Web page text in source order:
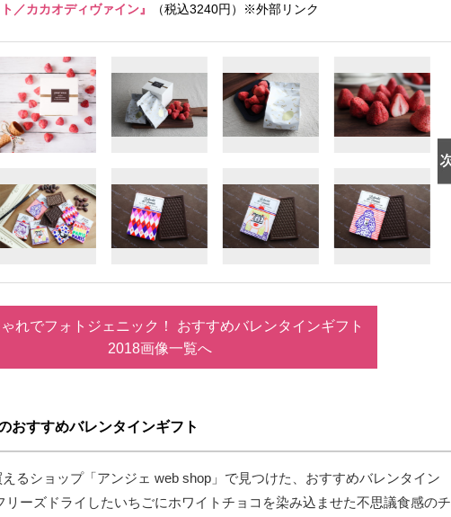
ト／カカオディヴァイン』
（税込3240円）※外部リンク
れでフォトジェニック！ おすすめバレンタインギフト
2018画像一覧へ
おすすめバレンタインギフト
るショップ「アンジェ web shop」で見つけた、おすすめバレンタイン
リーズドライしたいちごにホワイトチョコを染み込ませた不思議食感のチ